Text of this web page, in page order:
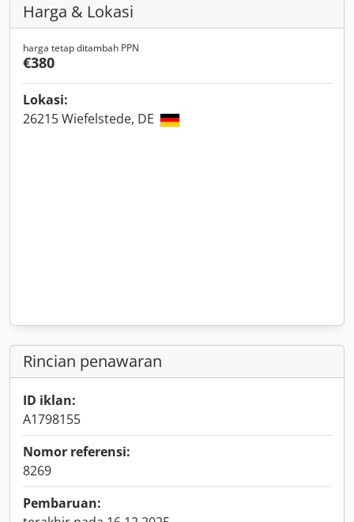
Harga & Lokasi
harga tetap ditambah PPN
€380
Lokasi:
26215 Wiefelstede, DE
Rincian penawaran
ID iklan:
A1798155
Nomor referensi:
8269
Pembaruan: